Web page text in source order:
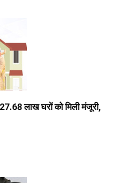
लाख घरों को मिली मंजूरी,